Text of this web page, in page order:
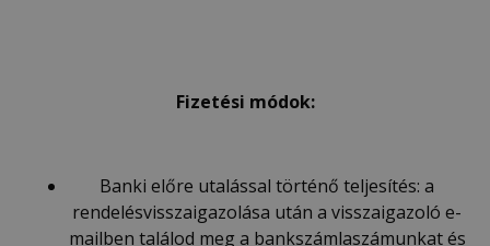
Fizetési módok:
Banki előre utalással történő teljesítés: a
rendelésvisszaigazolása után a visszaigazoló e-
mailben találod meg a bankszámlaszámunkat és